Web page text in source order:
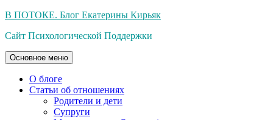
Перейти
содержимому
В ПОТОКЕ. Блог Екатерины Кирьяк
Сайт Психологической Поддержки
Основное меню
О блоге
Статьи об отношениях
Родители и дети
Супруги